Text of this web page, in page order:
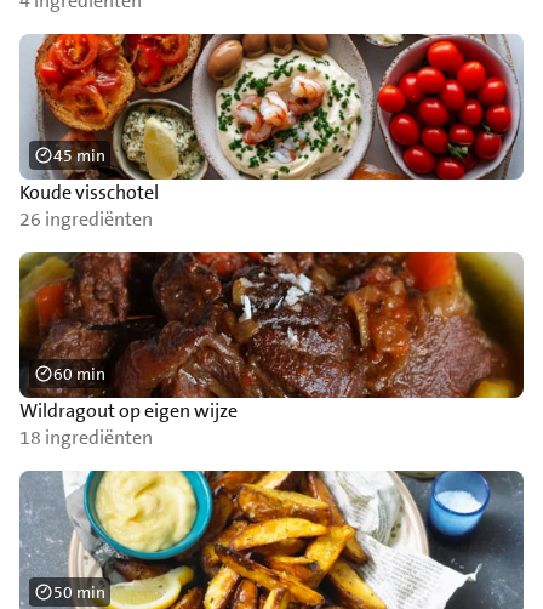
Koude visschotel
26 ingrediënten
45 min
Wildragout op eigen wijze
18 ingrediënten
60 min
50 min